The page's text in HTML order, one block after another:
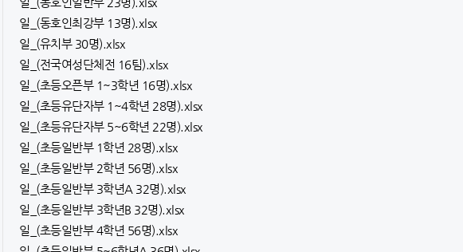
일_(동호인최강부 13명).xlsx
일_(유치부 30명).xlsx
일_(전국여성단체전 16팀).xlsx
일_(초등오픈부 1~3학년 16명).xlsx
일_(초등유단자부 1~4학년 28명).xlsx
일_(초등유단자부 5~6학년 22명).xlsx
일_(초등일반부 1학년 28명).xlsx
일_(초등일반부 2학년 56명).xlsx
일_(초등일반부 3학년A 32명).xlsx
일_(초등일반부 3학년B 32명).xlsx
일_(초등일반부 4학년 56명).xlsx